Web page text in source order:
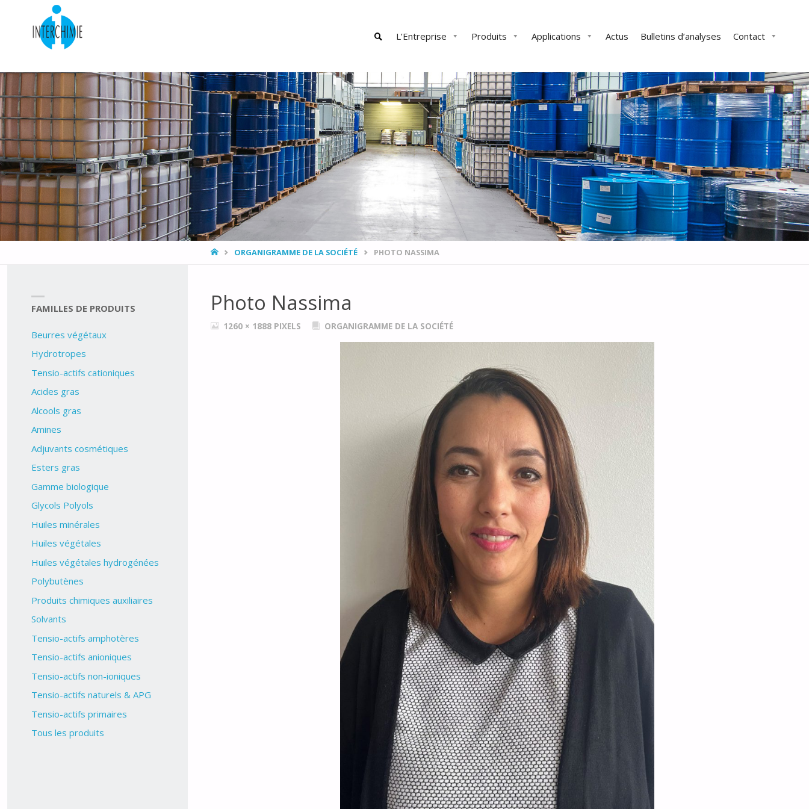
content
L’Entreprise Produits Applications Actus Bulletins d’analyses Contact
SEARCH
HOMEORGANIGRAMME DE LA SOCIÉTÉ PHOTO NASSIMA
Photo Nassima
FULL1260 × 1888 PIXELS ORGANIGRAMME DE LA SOCIÉTÉ
FAMILLES DE PRODUITS
Beurres végétaux
Hydrotropes
Tensio-actifs cationiques
Acides gras
Alcools gras
Amines
Adjuvants cosmétiques
Esters gras
Gamme biologique
Glycols Polyols
Huiles minérales
Huiles végétales
Huiles végétales hydrogénées
Polybutènes
Produits chimiques auxiliaires
Solvants
Tensio-actifs amphotères
Tensio-actifs anioniques
Tensio-actifs non-ioniques
Tensio-actifs naturels & APG
Tensio-actifs primaires
Tous les produits